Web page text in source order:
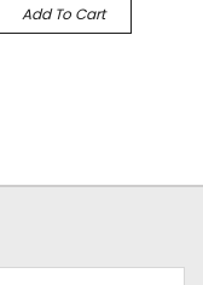
Add To Cart